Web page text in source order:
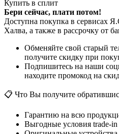
Купить в сплит
Бери сейчас, плати потом!
Доступна покупка в сервисах
Халва, а также в рассрочку от
Обменяйте свой старый
получите скидку при
Подпишитесь на наши
находите промокод на
📋 Что Вы получите
Гарантию на всю
Выгодные условия trade-